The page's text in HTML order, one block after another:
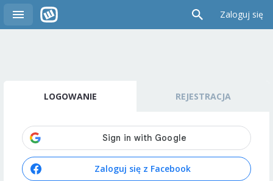
Zaloguj się
LOGOWANIE REJESTRACJA
Zaloguj się z Facebook